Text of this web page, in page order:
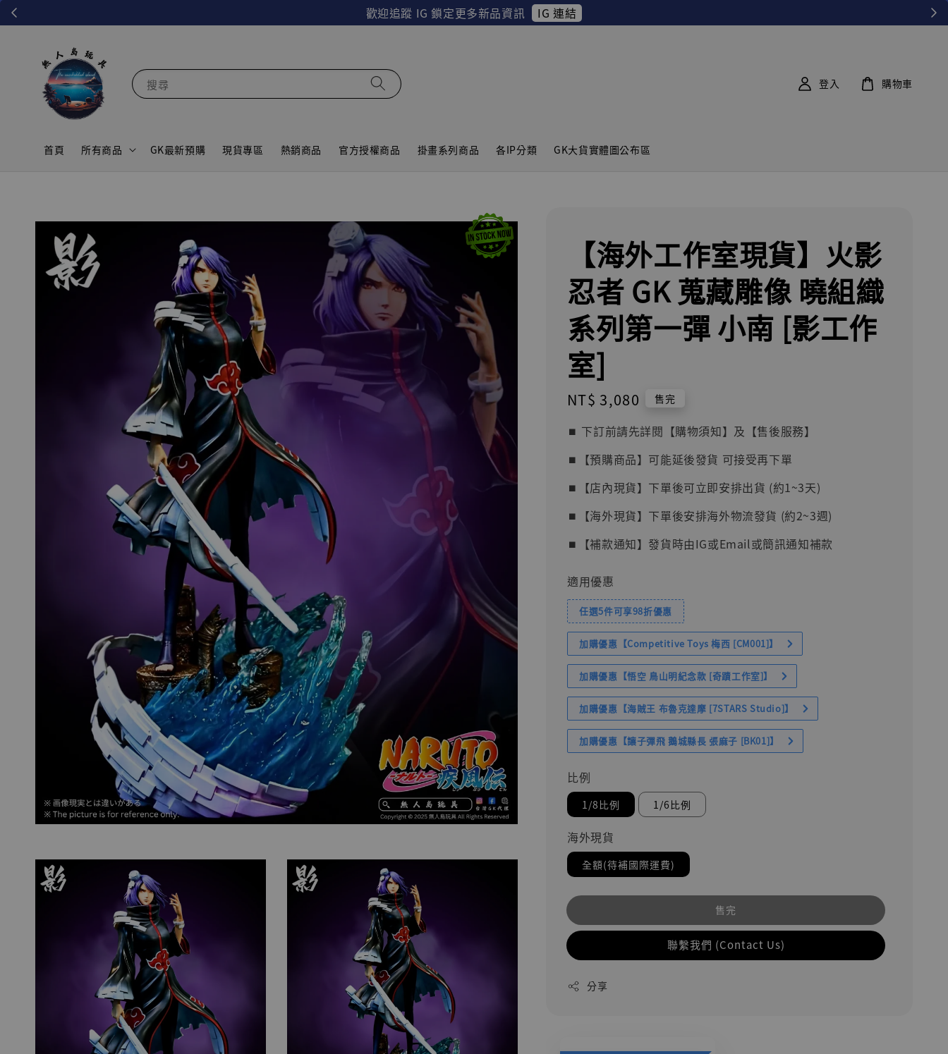
歡迎追蹤 IG 鎖定更多新品資訊 IG 連結
搜尋
首頁 所有商品 GK最新預購 現貨專區 熱銷商品 官方授權商品 掛畫系列商品 各IP分類 GK大貨實體圖公布區
登入 購物車
【海外工作室現貨】火影
忍者 GK 蒐藏雕像 曉組織
系列第一彈 小南 [影工作
室]
Regular
price
NT$ 3,080 售完
⏹︎ 下訂前請先詳閱【購物須知】及【售後服務】
⏹︎【預購商品】可能延後發貨 可接受再下單
⏹︎【店內現貨】下單後可立即安排出貨 (約1~3天)
⏹︎【海外現貨】下單後安排海外物流發貨 (約2~3週)
⏹︎【補款通知】發貨時由IG或Email或簡訊通知補款
適用優惠
任選5件可享98折優惠
加購優惠【Competitive Toys 梅西 [CM001]】
加購優惠【悟空 鳥山明紀念款 [奇蹟工作室]】
加購優惠【海賊王 布魯克達摩 [7STARS Studio]】
加購優惠【讓子彈飛 鵝城縣長 張麻子 [BK01]】
比例
1/8比例 1/6比例
海外現貨
全額(待補國際運費)
售完
聯繫我們 (Contact Us)
分享